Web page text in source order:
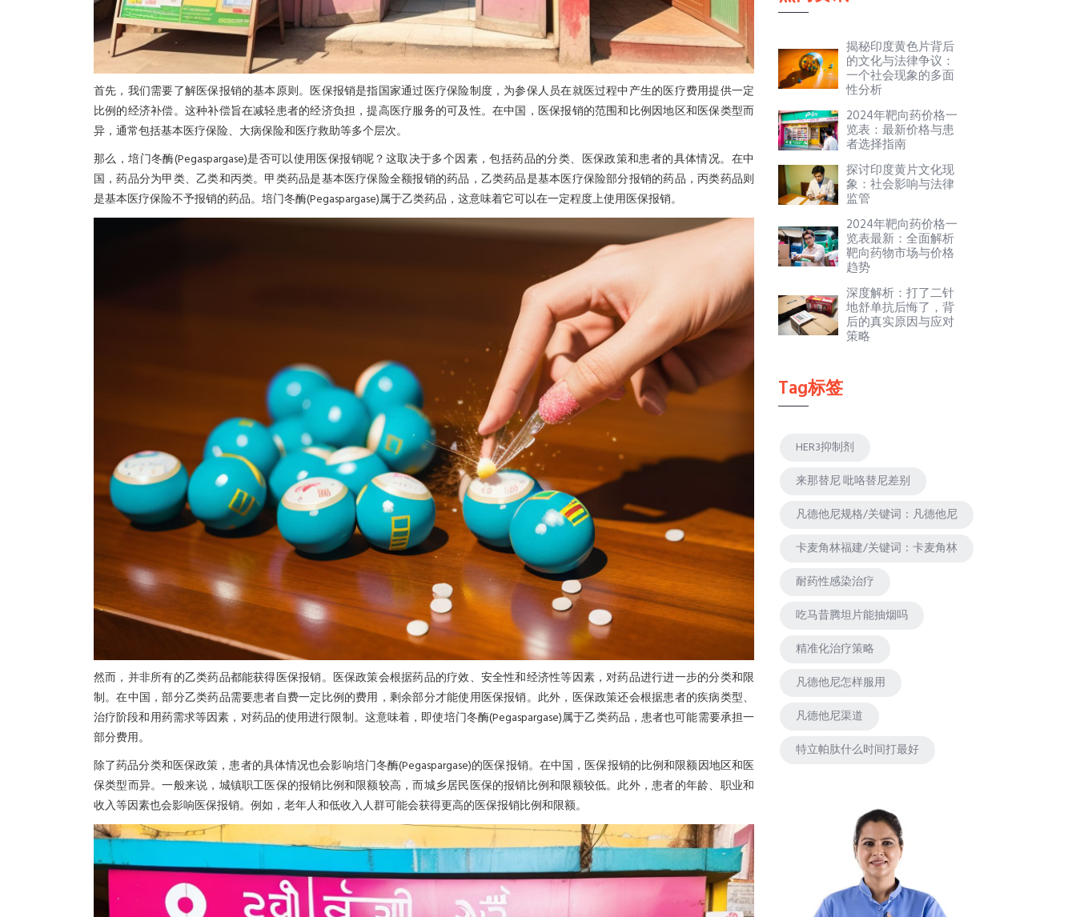
首先，我们需要了解医保报销的基本原则。医保报销是指国家通过医疗保险制度，为参保人员在就医过程中产生的医疗费用提供一定
比例的经济补偿。这种补偿旨在减轻患者的经济负担，提高医疗服务的可及性。在中国，医保报销的范围和比例因地区和医保类型而
异，通常包括基本医疗保险、大病保险和医疗救助等多个层次。
那么，培门冬酶(Pegaspargase)是否可以使用医保报销呢？这取决于多个因素，包括药品的分类、医保政策和患者的具体情况。在中
国，药品分为甲类、乙类和丙类。甲类药品是基本医疗保险全额报销的药品，乙类药品是基本医疗保险部分报销的药品，丙类药品则
是基本医疗保险不予报销的药品。培门冬酶(Pegaspargase)属于乙类药品，这意味着它可以在一定程度上使用医保报销。
然而，并非所有的乙类药品都能获得医保报销。医保政策会根据药品的疗效、安全性和经济性等因素，对药品进行进一步的分类和限
制。在中国，部分乙类药品需要患者自费一定比例的费用，剩余部分才能使用医保报销。此外，医保政策还会根据患者的疾病类型、
治疗阶段和用药需求等因素，对药品的使用进行限制。这意味着，即使培门冬酶(Pegaspargase)属于乙类药品，患者也可能需要承担一
部分费用。
除了药品分类和医保政策，患者的具体情况也会影响培门冬酶(Pegaspargase)的医保报销。在中国，医保报销的比例和限额因地区和医
保类型而异。一般来说，城镇职工医保的报销比例和限额较高，而城乡居民医保的报销比例和限额较低。此外，患者的年龄、职业和
收入等因素也会影响医保报销。例如，老年人和低收入人群可能会获得更高的医保报销比例和限额。
揭秘印度黄色片背后
的文化与法律争议：
一个社会现象的多面
性分析
2024年靶向药价格一
览表：最新价格与患
者选择指南
探讨印度黄片文化现
象：社会影响与法律
监管
2024年靶向药价格一
览表最新：全面解析
靶向药物市场与价格
趋势
深度解析：打了二针
地舒单抗后悔了，背
后的真实原因与应对
策略
Tag标签
HER3抑制剂
来那替尼 吡咯替尼差别
凡德他尼规格/关键词：凡德他尼
卡麦角林福建/关键词：卡麦角林
耐药性感染治疗
吃马昔腾坦片能抽烟吗
精准化治疗策略
凡德他尼怎样服用
凡德他尼渠道
特立帕肽什么时间打最好